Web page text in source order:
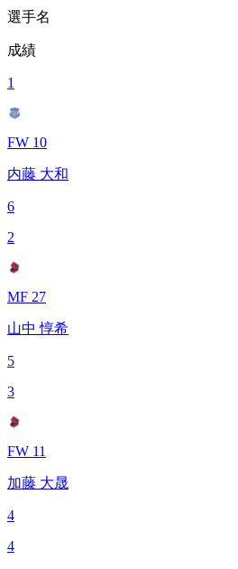
選手名
成績
1
FW 10
内藤 大和
6
2
MF 27
山中 惇希
5
3
FW 11
加藤 大晟
4
4